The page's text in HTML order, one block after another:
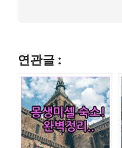
연관글 :